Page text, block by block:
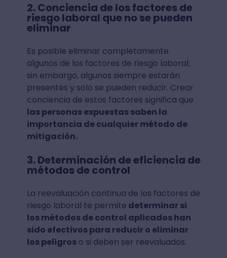
2. Conciencia de los factores de
riesgo laboral que no se pueden
eliminar
Es posible eliminar completamente
algunos de los factores de riesgo laboral;
sin embargo, algunos siempre estarán
presentes y solo se pueden reducir. Crear
conciencia de estos factores significa que
las personas expuestas saben la
importancia de cualquier método de
mitigación.
3. Determinación de eficiencia de
métodos de control
La reevaluación continua de los factores de
riesgo laboral te permite determinar si
los métodos de control aplicados han
sido efectivos para reducir o eliminar
los peligroso si deben ser reevaluados.